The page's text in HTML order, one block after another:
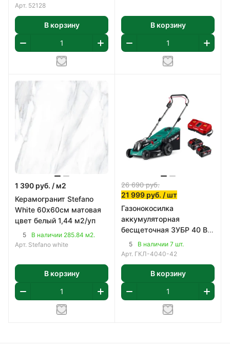
Арт. 52128
В корзину В корзину
1 390 руб. / м2
Керамогранит Stefano
White 60х60см матовая
цвет белый 1,44 м2/уп
5
В наличии 285.84 м2.
Арт. Stefano white
В корзину
26 690руб.
21 999 руб. / шт
Газонокосилка
аккумуляторная
бесщеточная ЗУБР 40 В
(2x20В), 400 мм
5
В наличии 7 шт.
Арт. ГКЛ-4040-42
В корзину